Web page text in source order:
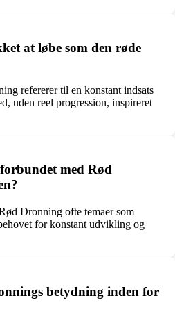
at løbe som den røde
refererer til en konstant indsats
uden reel progression, inspireret
med Rød
Dronning ofte temaer som
for konstant udvikling og
betydning inden for